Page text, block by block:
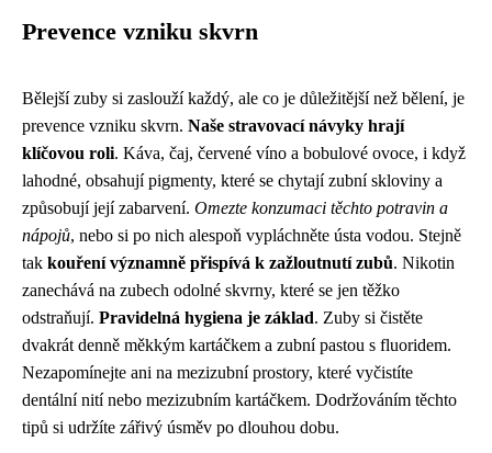
Prevence vzniku skvrn
Bělejší zuby si zaslouží každý, ale co je důležitější než bělení, je
prevence vzniku skvrn. Naše stravovací návyky hrají
klíčovou roli. Káva, čaj, červené víno a bobulové ovoce, i když
lahodné, obsahují pigmenty, které se chytají zubní skloviny a
způsobují její zabarvení. Omezte konzumaci těchto potravin a
nápojů, nebo si po nich alespoň vypláchněte ústa vodou. Stejně
tak kouření významně přispívá k zažloutnutí zubů. Nikotin
zanechává na zubech odolné skvrny, které se jen těžko
odstraňují. Pravidelná hygiena je základ. Zuby si čistěte
dvakrát denně měkkým kartáčkem a zubní pastou s fluoridem.
Nezapomínejte ani na mezizubní prostory, které vyčistíte
dentální nití nebo mezizubním kartáčkem. Dodržováním těchto
tipů si udržíte zářivý úsměv po dlouhou dobu.